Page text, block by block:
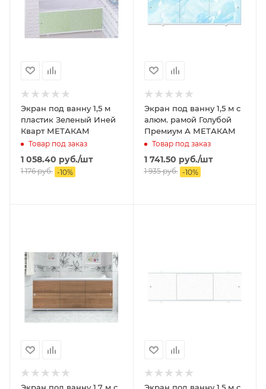
Экран под ванну 1,5 м
пластик Зеленый Иней
Кварт МЕТАКАМ
Товар под заказ
1 058.40 руб./шт
1 176руб. -10%
Экран под ванну 1,5 м с
алюм. рамой Голубой
Премиум А МЕТАКАМ
Товар под заказ
1 741.50 руб./шт
1 935руб. -10%